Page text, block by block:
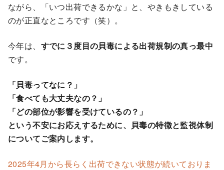
ながら、「いつ出荷できるかな」と、やきもきしている
のが正直なところです（笑）。
今年は、 すでに３度目の貝毒による出荷規制の真っ最中
です。
「貝毒ってなに？」
「食べても大丈夫なの？」
「どの部位が影響を受けているの？」
という不安にお応えするために、貝毒の特徴と監視体制
についてご案内します。
2025年4月から長らく出荷できない状態が続いておりま